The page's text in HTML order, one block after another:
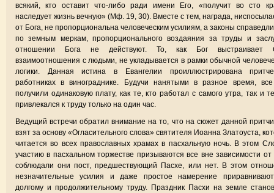
всякий, кто оставит что-либо ради имени Его, «получит во сто
наследует жизнь вечную» (Мф. 19, 30). Вместе с тем, награда,
от Бога, не пропорциональна человеческим усилиям, а законы
по земным меркам, пропорционального воздаяния за труды и
отношении Бога не действуют. То, как Бог выстраивает
взаимоотношения с людьми, не укладывается в рамки обычной
логики. Данная истина в Евангелии проиллюстрирована
работниках в винограднике. Будучи нанятыми в разное время,
получили одинаковую плату, как те, кто работал с самого утра, так и
привлекался к труду только на один час.
Ведущий встречи обратил внимание на то, что на сюжет данной
взят за основу «Огласительного слова» святителя Иоанна Златоуста,
читается во всех православных храмах в пасхальную ночь. В этом
участию в пасхальном торжестве призываются все вне зависимости от
соблюдали они пост, предшествующий Пасхе, или нет. В этом
незначительные усилия и даже простое намерение
долгому и продолжительному труду. Праздник Пасхи на земле